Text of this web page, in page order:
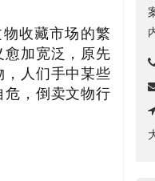
收藏市场的繁
加宽泛，原先
人们手中某些
，倒卖文物行